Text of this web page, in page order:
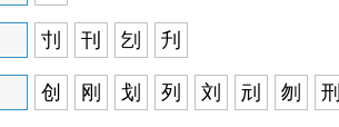
刌 刊 刉 刋
创 刚 划 列 刘 刓 刎